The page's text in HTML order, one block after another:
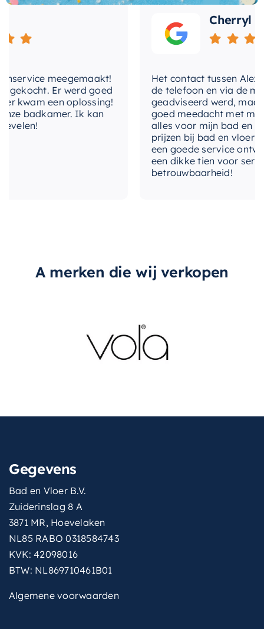
collectie bent u verzekerd van een premium,
hoogwaardig product dat zowel qua stijl als
en het design van Mondiaz en transformeer uw
badkamer in een oase van comfort en stijl.
levertijd 2-3 weken
meegemaakt!
Er werd goed
een oplossing!
badkamer. Ik kan
Cherryl
Het contact tussen Alex
de telefoon en via de
geadviseerd werd, maar
goed meedacht met mij.
alles voor mijn bad en
prijzen bij bad en vloer
een goede service
een dikke tien voor
betrouwbaarheid!
A merken die wij verkopen
Gegevens
Bad en Vloer B.V.
Zuiderinslag 8 A
3871 MR, Hoevelaken
NL85 RABO 0318584743
KVK: 42098016
BTW: NL869710461B01
Algemene voorwaarden